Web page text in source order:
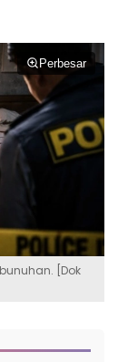
Perbesar
[Dok